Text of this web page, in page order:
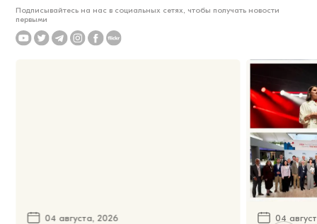
Подписывайтесь на нас в социальных сетях, чтобы получать новости
первыми
04 августа, 2026 04